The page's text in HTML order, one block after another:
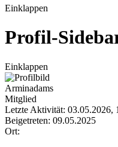
Einklappen
Profil-
Einklappen
Arminadams
Mitglied
Letzte Aktivität: 03.05.2026,
Beigetreten: 09.05.2025
Ort: